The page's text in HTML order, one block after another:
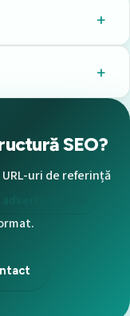
SEO?
uri de referință